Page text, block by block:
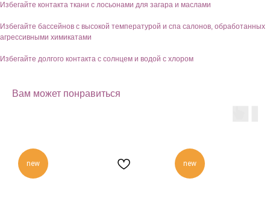
Избегайте контакта ткани с лосьонами для загара и маслами
Избегайте бассейнов с высокой температурой и спа салонов, обработанных
агрессивными химикатами
Избегайте долгого контакта с солнцем и водой с хлором
Вам может понравиться
new new